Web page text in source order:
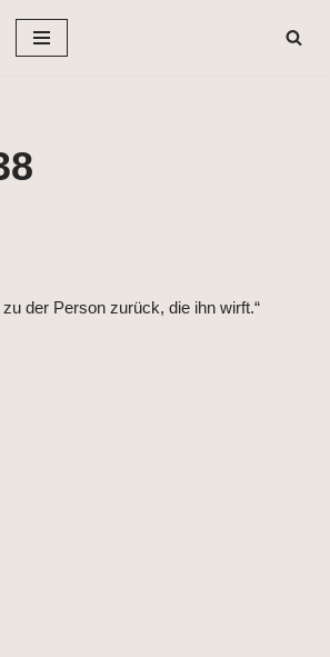
der Person zurück, die ihn wirft.“